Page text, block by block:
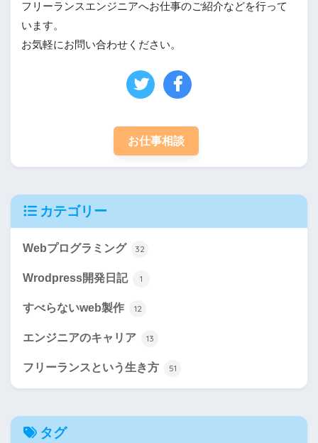
フリーランスエンジニアへお仕事のご紹介などを行って
います。
お気軽にお問い合わせください。
お仕事相談
カテゴリー
Webプログラミング 32
Wrodpress開発日記 1
すべらないweb製作 12
エンジニアのキャリア 13
フリーランスという生き方 51
タグ